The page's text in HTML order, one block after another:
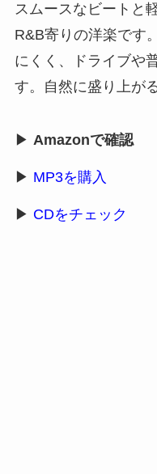
スムースなビートと
R&B寄りの洋楽です
にくく、ドライブや
す。自然に盛り上が
▶ Amazonで確認
▶ MP3を購入
▶ CDをチェック